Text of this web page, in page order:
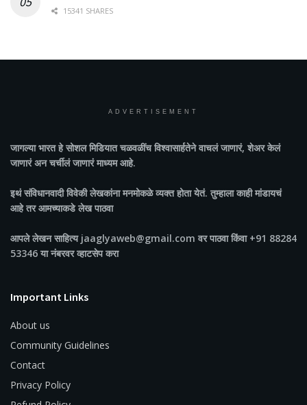
15341 SHARES
ADVERTISEMENT
जागल्या भारतहे सोशल मिडियात चळवळींच विश्वासार्हतेने वाचलं जाणारं, शेअर केलं
जाणारं अन चर्चीलं जाणारं माध्यम आहे.
इथं संविधानवादी विवेकी लेखकांना मनमोकळे व्यक्त होता येतं. तुम्हाला काही मांडायचं
आहे तर आमच्याकडे लेख पाठवा
आपले लेखन साहित्य jaaglyaweb@gmail.com वर पाठवा किंवा +91 88284
53346 या नंबरवर व्हाटसेप करा
Important Links
About us
Community Guidelines
Contact
Privacy Policy